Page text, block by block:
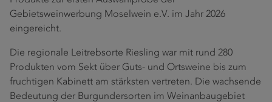
Gebietsweinwerbung Moselwein e.V. im Jahr 2026
eingereicht.
Die regionale Leitrebsorte Riesling war mit rund 280
Produkten vom Sekt über Guts- und Ortsweine bis zum
fruchtigen Kabinett am stärksten vertreten. Die wachsende
Bedeutung der Burgundersorten im Weinanbaugebiet